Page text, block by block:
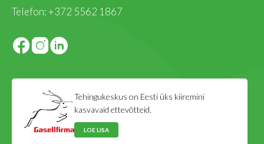
Telefon:+372 5562 1867
Tehingukeskus on Eesti üks kiiremini
kasvavaid ettevõtteid.
LOE LISA